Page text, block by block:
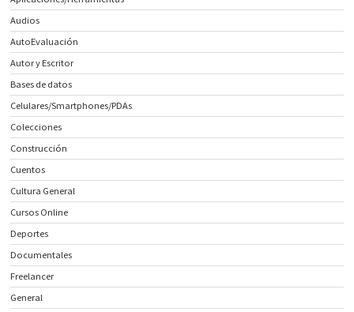
Audios
AutoEvaluación
Autor y Escritor
Bases de datos
Celulares/Smartphones/PDAs
Colecciones
Construcción
Cuentos
Cultura General
Cursos Online
Deportes
Documentales
Freelancer
General